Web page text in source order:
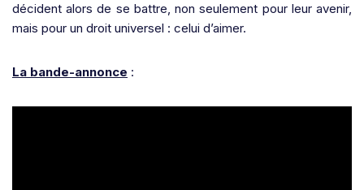
décident alors de se battre, non seulement pour leur avenir,
mais pour un droit universel : celui d’aimer.
La bande-annonce :